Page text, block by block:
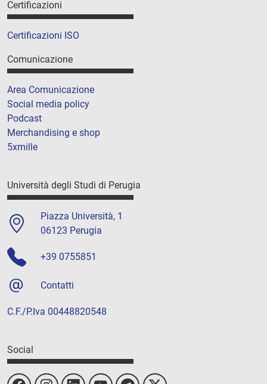
Certificazioni
Certificazioni ISO
Comunicazione
Area Comunicazione
Social media policy
Podcast
Merchandising e shop
5xmille
Università degli Studi di Perugia
Piazza Università, 1
06123 Perugia
+39 0755851
Contatti
C.F./P.Iva 00448820548
Social